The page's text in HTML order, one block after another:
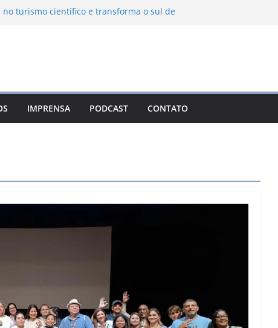
turismo científico e transforma o sul de
Campos do Jordão
León: o Pueblo Mágico com ruas
e turismo à beira da represa
IMPRENSA PODCAST CONTATO